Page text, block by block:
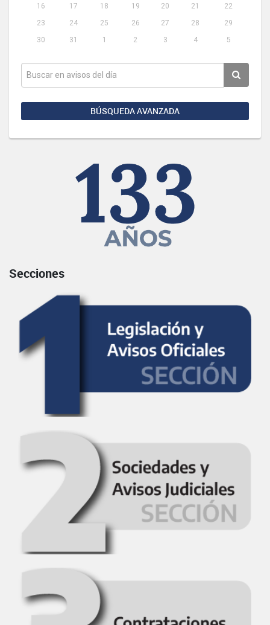
16
17 18 19 20 21
22
23
24 25 26 27 28
29
30
31 1 2 3 4 5
BÚSQUEDA AVANZADA
Secciones